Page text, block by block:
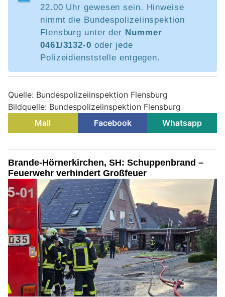
22.00 Uhr gewesen sein. Hinweise
nimmt die Bundespolizeiinspektion
Flensburg unter der Nummer
0461/3132-0 oder jede
Polizeidienststelle entgegen.
Quelle: Bundespolizeiinspektion Flensburg
Bildquelle: Bundespolizeiinspektion Flensburg
Mail
Facebook Whatsapp
Brande-Hörnerkirchen, SH: Schuppenbrand –
Feuerwehr verhindert Großfeuer